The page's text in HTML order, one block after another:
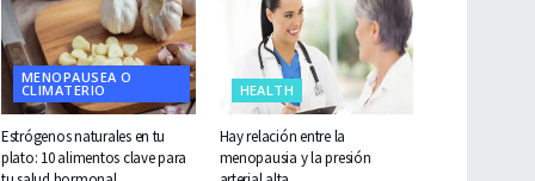
MENOPAUSEA O
CLIMATERIO
Estrógenos naturales en tu
plato: 10 alimentos clave para
HEALTH
Hay relación entre la
menopausia y la presión